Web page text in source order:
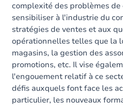
complexité des problèmes
sensibiliser à l'industrie du
stratégies de ventes et aux
opérationnelles telles que la
magasins, la gestion des
promotions, etc. Il vise
l'engouement relatif à ce
défis auxquels font face les
particulier, les nouveaux